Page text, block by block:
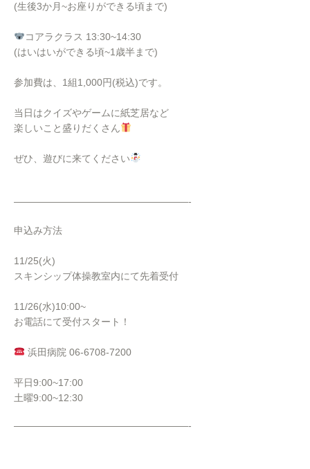
(生後3か月~お座りができる頃まで)
コアラクラス 13:30~14:30
(はいはいができる頃~1歳半まで)
参加費は、1組1,000円(税込)です。
当日はクイズやゲームに紙芝居など
楽しいこと盛りだくさん
ぜひ、遊びに来てください
⁡——————————————————-
申込み方法
11/25(火)
スキンシップ体操教室内にて先着受付
11/26(水)10:00~
お電話にて受付スタート！
浜田病院 06-6708-7200
平日9:00~17:00
土曜9:00~12:30
⁡——————————————————-